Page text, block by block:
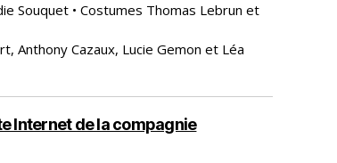
Souquet • Costumes Thomas Lebrun et
Anthony Cazaux, Lucie Gemon et Léa
Internet de la compagnie